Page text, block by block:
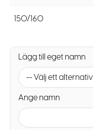
150/160
Lägg till eget namn
-- Välj ett
Ange namn